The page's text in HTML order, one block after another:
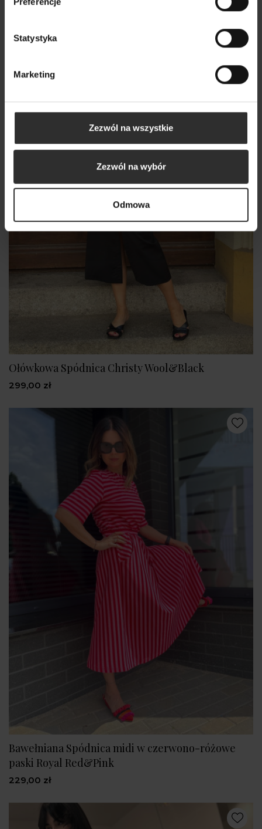
Statystyka
Marketing
Zezwól na wszystkie
Zezwól na wybór
Odmowa
249,00 zł
Ołówkowa Spódnica Christy Wool&Black
299,00 zł
Bawełniana Spódnica midi w czerwono-różowe
paski Royal Red&Pink
229,00 zł